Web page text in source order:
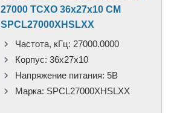
27000 TCXO 36x27x10 CM
SPCL27000XHSLXX
Частота, кГц: 27000.0000
Корпус: 36x27x10
Напряжение питания: 5В
Марка: SPCL27000XHSLXX